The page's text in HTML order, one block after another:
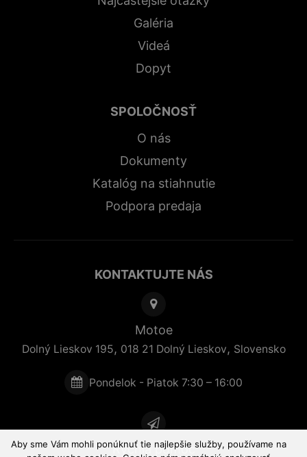
Galéria
Videá
Dopyt
SPOLOČNOSŤ
O nás
Dokumenty
Katalóg na stiahnutie
Podpora predaja
KONTAKTUJTE NÁS
Motoe
Dolný Lieskov 195, 018 21 Dolný Lieskov, Slovensko
Pondelok - Piatok 7:30 – 16:00
Rýchla pomoc
Aby sme Vám mohli ponúknuť tie najlepšie služby, používame na